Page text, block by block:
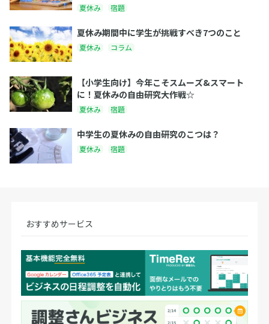
夏休み 宿題
夏休み期間中に学生が挑戦すべき7つのこと
夏休み コラム
【小学生向け】今年こそスムーズ&スマート
に！夏休みの自由研究大作戦☆
夏休み 宿題
中学生の夏休みの自由研究のこつは？
夏休み 宿題
おすすめサービス